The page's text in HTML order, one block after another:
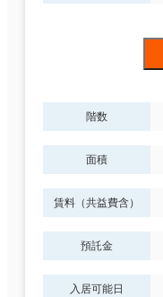
階数
面積
賃料（共益費含）
預託金
入居可能日